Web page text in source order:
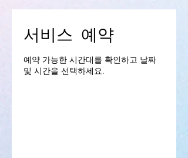
서비스 예약
예약 가능한 시간대를 확인하고 날짜
및 시간을 선택하세요.